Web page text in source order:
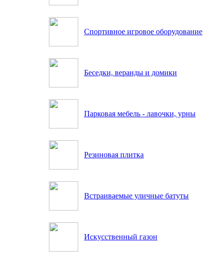
Спортивное игровое оборудование
Беседки, веранды и домики
Парковая мебель - лавочки, урны
Резиновая плитка
Встраиваемые уличные батуты
Искусственный газон